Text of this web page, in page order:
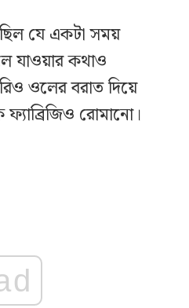
যে একটা সময়
যাওয়ার কথাও
ওলের বরাত দিয়ে
ফ্যাব্রিজিও রোমানো।